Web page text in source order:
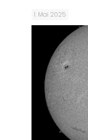
1. Mai 2025